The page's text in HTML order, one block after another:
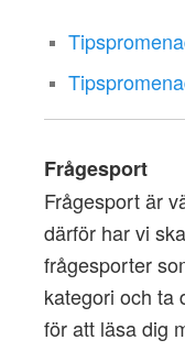
Frågesport
Frågesport är
därför har vi
frågesporter
kategori och ta
för att läsa dig